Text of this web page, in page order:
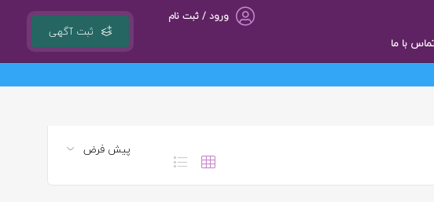
ثبت آگهی
ورود / ثبت نام
با ما